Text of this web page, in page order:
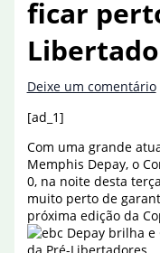
ficar
Deixe um comentário
[ad_1]
Com uma grande
Memphis Depay, o
0, na noite desta
muito perto de
próxima edição da